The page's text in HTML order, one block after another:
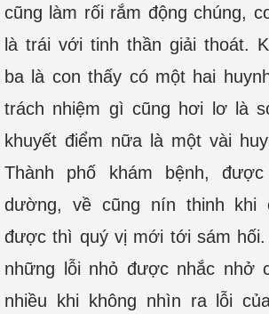
cũng làm rối rắm động chúng,
là trái với tinh thần giải thoát.
ba là con thấy có một hai
trách nhiệm gì cũng hơi lơ là
khuyết điểm nữa là một vài
Thành phố khám bệnh,
dường, về cũng nín thinh khi
được thì quý vị mới tới sám
những lỗi nhỏ được nhắc nhở
nhiều khi không nhìn ra lỗi